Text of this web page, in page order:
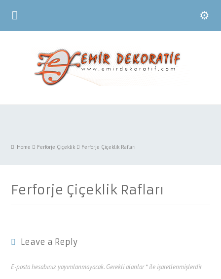
Home Ferforje Çiçeklik Ferforje Çiçeklik Rafları
Ferforje Çiçeklik Rafları
Leave a Reply
E-posta hesabınız yayımlanmayacak. Gerekli alanlar*ile işaretlenmişlerdir